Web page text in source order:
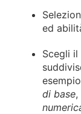
ed
Scegli
esempio
di base,